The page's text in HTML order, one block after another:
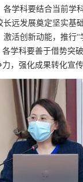
学科要结合当前学
远发展奠定坚实
活创新动能，推行
学科要善于借势
，强化成果转化宣